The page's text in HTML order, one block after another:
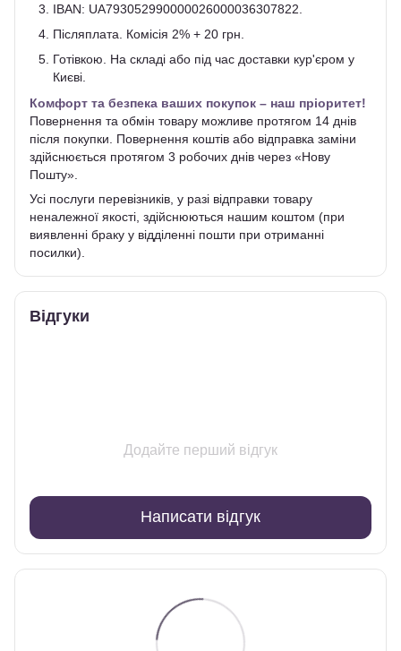
IBAN: UA793052990000026000036307822.
Післяплата. Комісія 2% + 20 грн.
Готівкою. На складі або під час доставки кур'єром у
Києві.
Комфорт та безпека ваших покупок – наш пріоритет!
Повернення та обмін товару можливе протягом 14 днів
після покупки. Повернення коштів або відправка заміни
здійснюється протягом 3 робочих днів через «Нову
Пошту».
Усі послуги перевізників, у разі відправки товару
неналежної якості, здійснюються нашим коштом (при
виявленні браку у відділенні пошти при отриманні
посилки).
Відгуки
Додайте перший відгук
Написати відгук